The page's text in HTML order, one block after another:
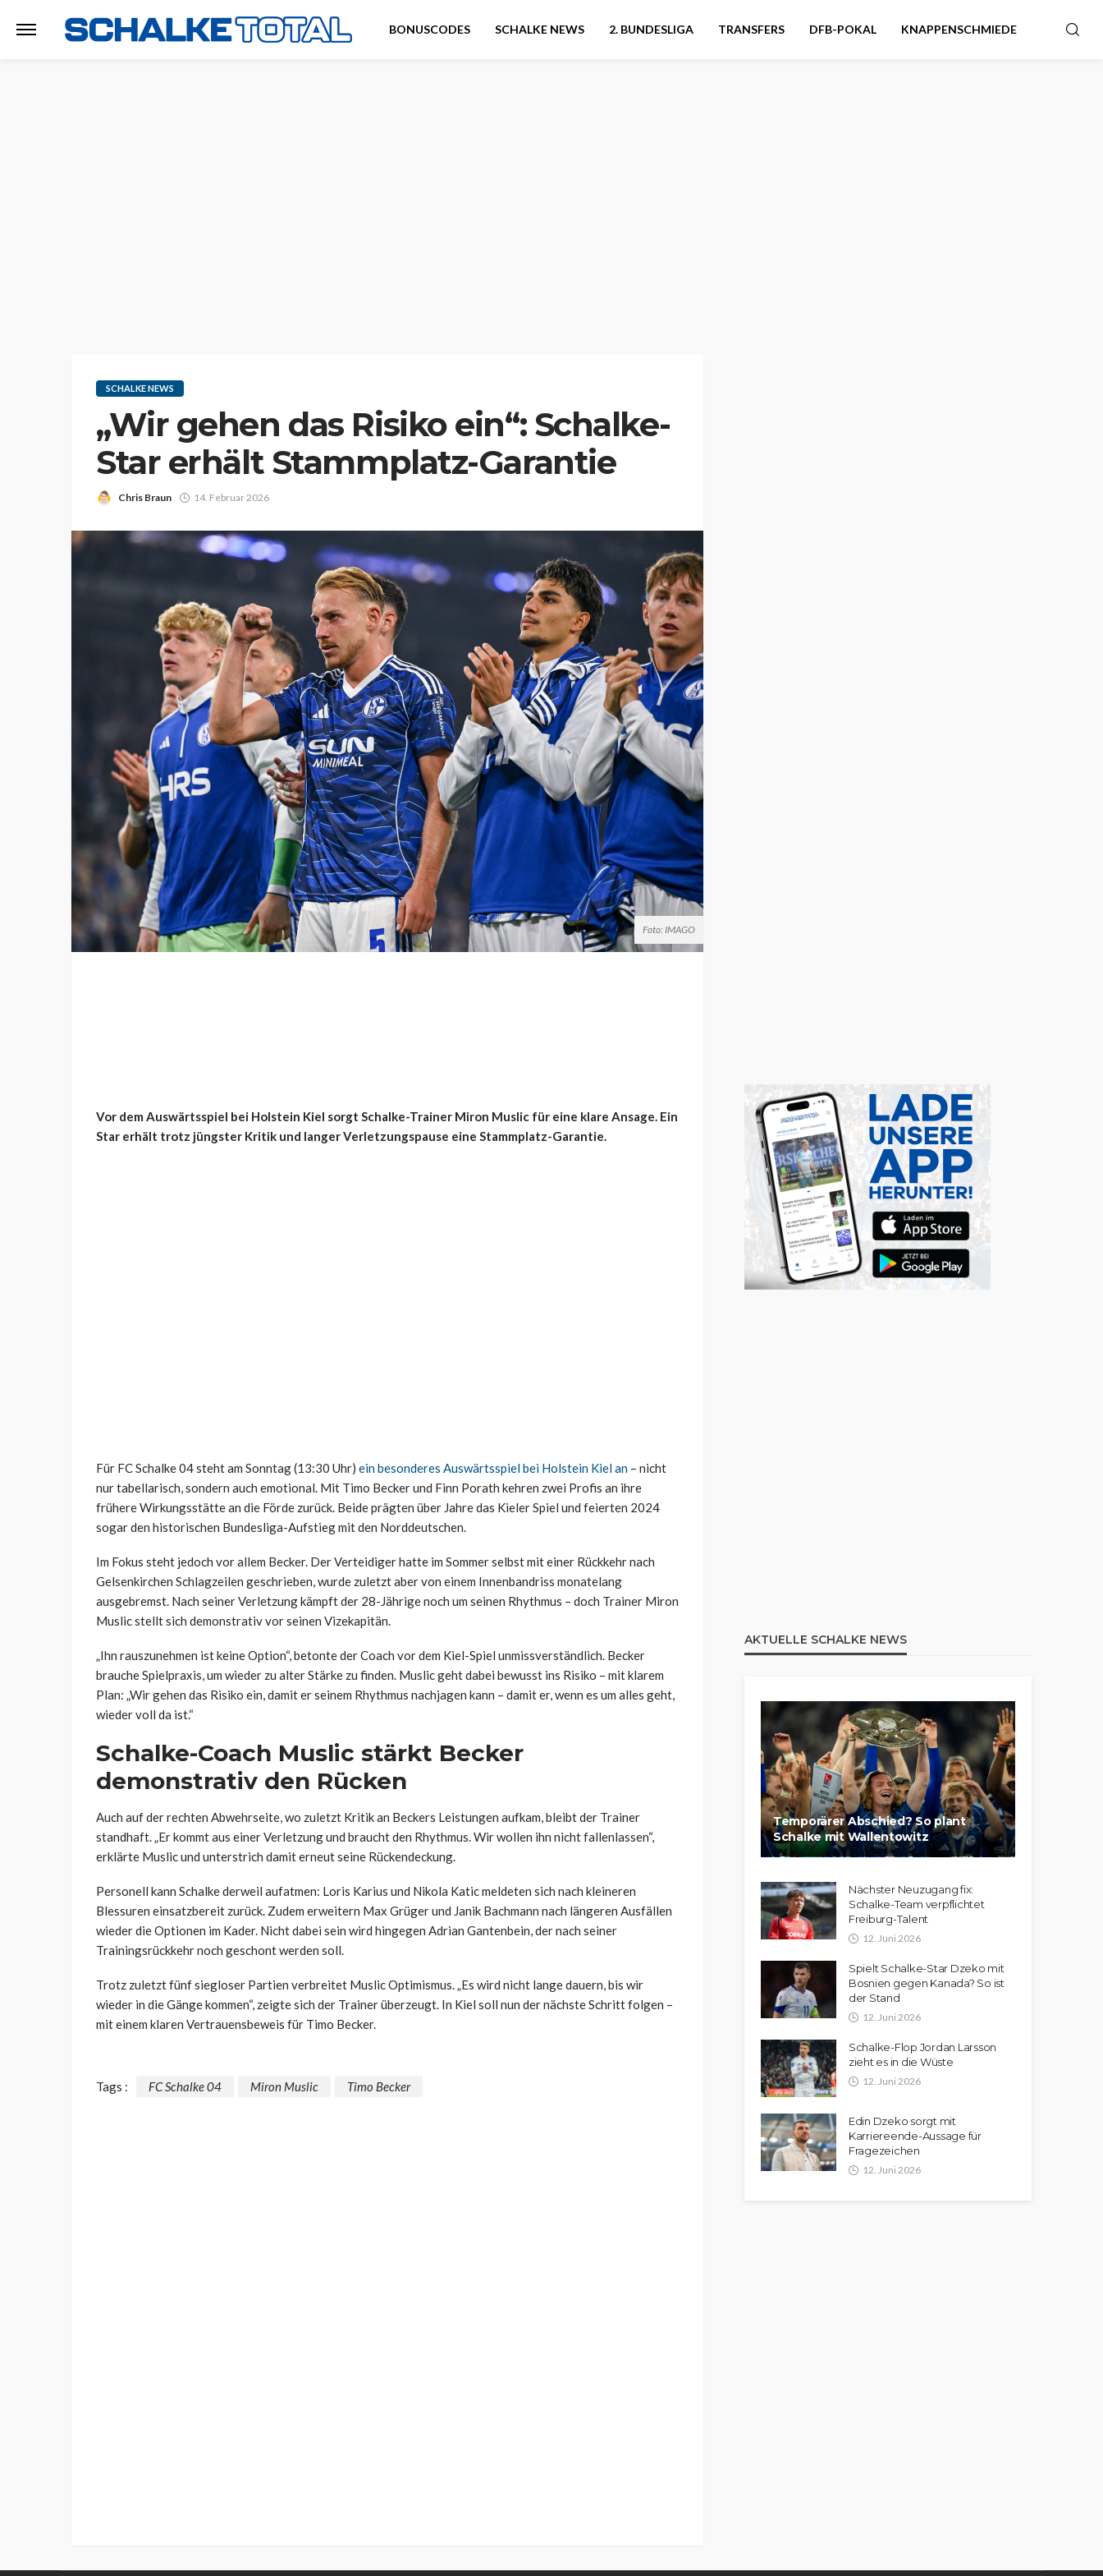
BONUSCODES SCHALKE NEWS 2. BUNDESLIGA TRANSFERS DFB-POKAL KNAPPENSCHMIEDE
SCHALKE NEWS
„Wir gehen das Risiko ein“: Schalke-
Star erhält Stammplatz-Garantie
Chris Braun 14. Februar 2026
Foto: IMAGO
Vor dem Auswärtsspiel bei Holstein Kiel sorgt Schalke-Trainer Miron Muslic für eine klare Ansage. Ein
Star erhält trotz jüngster Kritik und langer Verletzungspause eine Stammplatz-Garantie.
Für FC Schalke 04 steht am Sonntag (13:30 Uhr) ein besonderes Auswärtsspiel bei Holstein Kiel an – nicht
nur tabellarisch, sondern auch emotional. Mit Timo Becker und Finn Porath kehren zwei Profis an ihre
frühere Wirkungsstätte an die Förde zurück. Beide prägten über Jahre das Kieler Spiel und feierten 2024
sogar den historischen Bundesliga-Aufstieg mit den Norddeutschen.
Im Fokus steht jedoch vor allem Becker. Der Verteidiger hatte im Sommer selbst mit einer Rückkehr nach
Gelsenkirchen Schlagzeilen geschrieben, wurde zuletzt aber von einem Innenbandriss monatelang
ausgebremst. Nach seiner Verletzung kämpft der 28-Jährige noch um seinen Rhythmus – doch Trainer Miron
Muslic stellt sich demonstrativ vor seinen Vizekapitän.
„Ihn rauszunehmen ist keine Option“, betonte der Coach vor dem Kiel-Spiel unmissverständlich. Becker
brauche Spielpraxis, um wieder zu alter Stärke zu finden. Muslic geht dabei bewusst ins Risiko – mit klarem
Plan: „Wir gehen das Risiko ein, damit er seinem Rhythmus nachjagen kann – damit er, wenn es um alles geht,
wieder voll da ist.“
Schalke-Coach Muslic stärkt Becker
demonstrativ den Rücken
Auch auf der rechten Abwehrseite, wo zuletzt Kritik an Beckers Leistungen aufkam, bleibt der Trainer
standhaft. „Er kommt aus einer Verletzung und braucht den Rhythmus. Wir wollen ihn nicht fallenlassen“,
erklärte Muslic und unterstrich damit erneut seine Rückendeckung.
Personell kann Schalke derweil aufatmen: Loris Karius und Nikola Katic meldeten sich nach kleineren
Blessuren einsatzbereit zurück. Zudem erweitern Max Grüger und Janik Bachmann nach längeren Ausfällen
wieder die Optionen im Kader. Nicht dabei sein wird hingegen Adrian Gantenbein, der nach seiner
Trainingsrückkehr noch geschont werden soll.
Trotz zuletzt fünf siegloser Partien verbreitet Muslic Optimismus. „Es wird nicht lange dauern, bis wir
wieder in die Gänge kommen“, zeigte sich der Trainer überzeugt. In Kiel soll nun der nächste Schritt folgen –
mit einem klaren Vertrauensbeweis für Timo Becker.
Tags : FC Schalke 04 Miron Muslic Timo Becker
AKTUELLE SCHALKE NEWS
Temporärer Abschied? So plant
Schalke mit Wallentowitz
Nächster Neuzugang fix:
Schalke-Team verpflichtet
Freiburg-Talent
12. Juni 2026
Spielt Schalke-Star Dzeko mit
Bosnien gegen Kanada? So ist
der Stand
12. Juni 2026
Schalke-Flop Jordan Larsson
zieht es in die Wüste
12. Juni 2026
Edin Dzeko sorgt mit
Karriereende-Aussage für
Fragezeichen
12. Juni 2026